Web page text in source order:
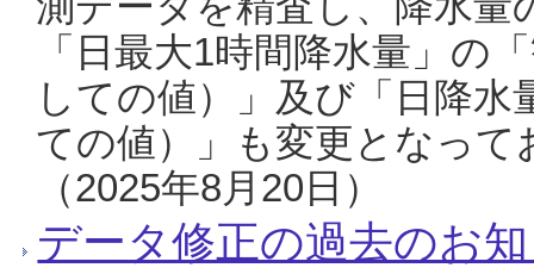
「日最大1時間降水量」の
しての値）」及び「日降
ての値）」も変更となっ
（2025年8月20日）
データ修正の過去のお